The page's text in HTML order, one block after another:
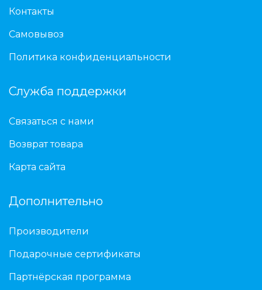
Контакты
Самовывоз
Политика конфиденциальности
Служба поддержки
Связаться с нами
Возврат товара
Карта сайта
Дополнительно
Производители
Подарочные сертификаты
Партнёрская программа